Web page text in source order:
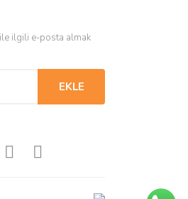
ile ilgili e-posta almak
EKLE